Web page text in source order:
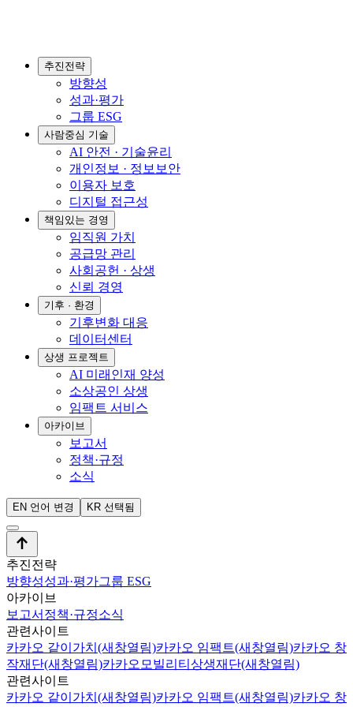
추진전략
방향성
성과·평가
그룹 ESG
사람중심 기술
AI 안전 · 기술윤리
개인정보 · 정보보안
이용자 보호
디지털 접근성
책임있는 경영
임직원 가치
공급망 관리
사회공헌 · 상생
신뢰 경영
기후 · 환경
기후변화 대응
데이터센터
상생 프로젝트
AI 미래인재 양성
소상공인 상생
임팩트 서비스
아카이브
보고서
정책·규정
소식
EN 언어 변경 KR 선택됨
추진전략
방향성성과·평가그룹 ESG
아카이브
보고서 정책·규정소식
관련사이트
카카오 같이가치 (새창열림)카카오 임팩트(새창열림)카카오 창
작재단(새창열림)카카오모빌리티상생재단(새창열림)
관련사이트
카카오 같이가치 (새창열림)카카오 임팩트(새창열림)카카오 창